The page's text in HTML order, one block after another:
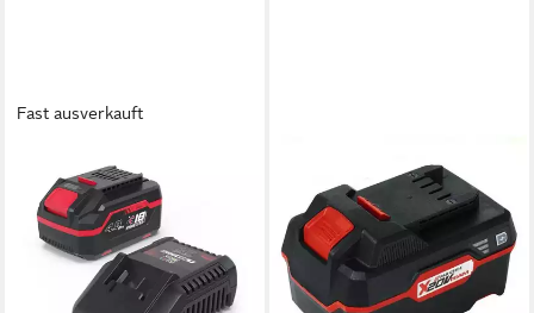
Fast ausverkauft
LGAP 18-3040 P Akku
Starter-Set (230 V), Starter-
Set,E³,18V,Li-Ion
69,90 €
lieferbar - in 2-3 Werktagen bei dir